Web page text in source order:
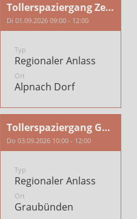
Tollerspaziergang Zentralschweiz
Di 01.09.2026 09:00 - 12:00
Typ
Regionaler Anlass
Ort
Alpnach Dorf
Tollerspaziergang Graubünden
Do 03.09.2026 10:00 - 12:00
Typ
Regionaler Anlass
Ort
Graubünden